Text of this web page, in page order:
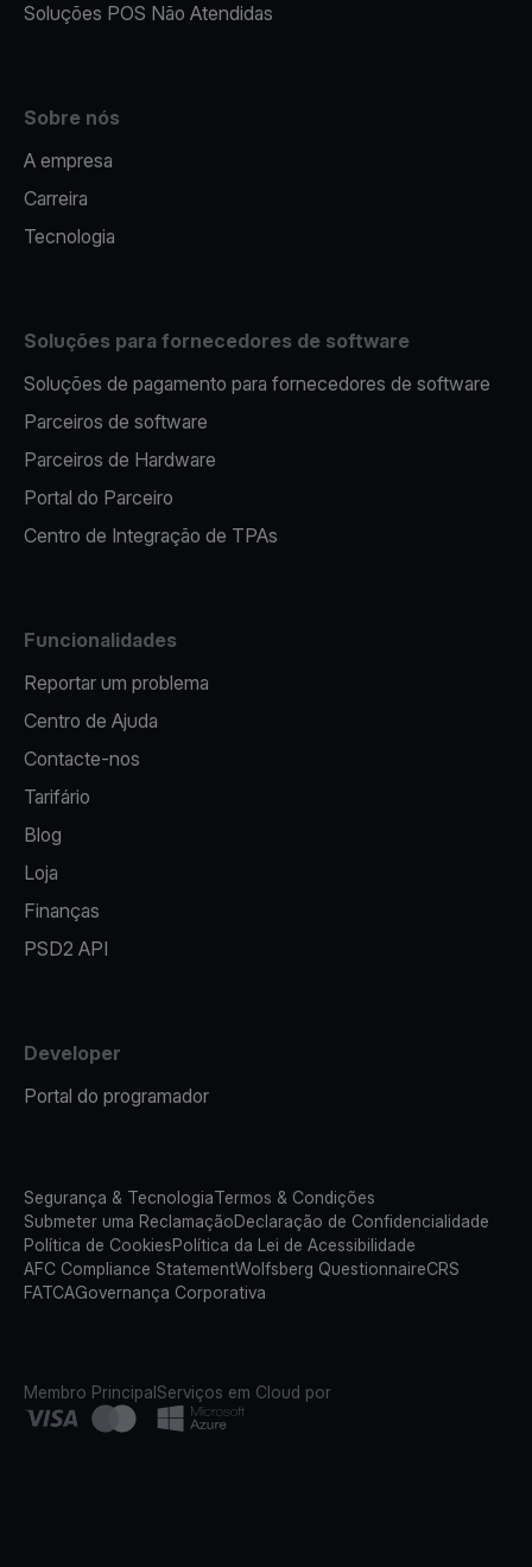
Soluções POS Não Atendidas
Sobre nós
A empresa
Carreira
Tecnologia
Soluções para fornecedores de software
Soluções de pagamento para fornecedores de software
Parceiros de software
Parceiros de Hardware
Portal do Parceiro
Centro de Integração de TPAs
Funcionalidades
Reportar um problema
Centro de Ajuda
Contacte-nos
Tarifário
Blog
Loja
Finanças
PSD2 API
Developer
Portal do programador
Segurança & TecnologiaTermos & Condições
Submeter uma ReclamaçãoDeclaração de Confidencialidade
Política de CookiesPolítica da Lei de Acessibilidade
AFC Compliance StatementWolfsberg QuestionnaireCRS
FATCAGovernança Corporativa
Membro PrincipalServiços em Cloud por